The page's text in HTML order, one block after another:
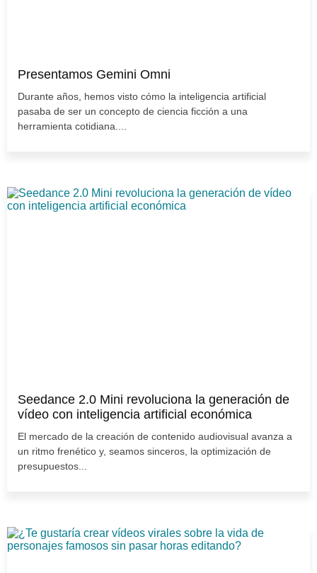
Presentamos Gemini Omni
Durante años, hemos visto cómo la inteligencia artificial
pasaba de ser un concepto de ciencia ficción a una
herramienta cotidiana....
Seedance 2.0 Mini revoluciona la generación de
vídeo con inteligencia artificial económica
El mercado de la creación de contenido audiovisual avanza a
un ritmo frenético y, seamos sinceros, la optimización de
presupuestos...